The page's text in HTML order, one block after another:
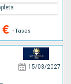
€ +Tasas
15/03/2027